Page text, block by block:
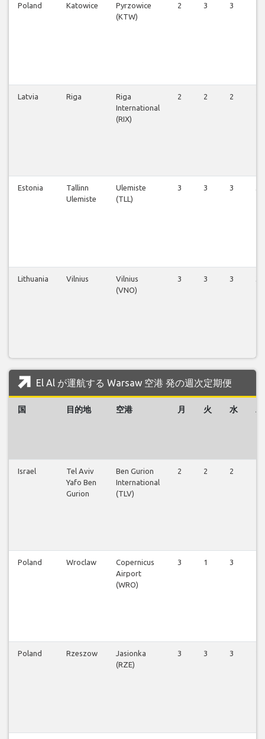
Poland Katowice
Pyrzowice
(KTW)
2 3 3
Latvia Riga
Riga
International
(RIX)
2 2 2
Estonia
Tallinn
Ulemiste
Ulemiste
(TLL)
3 3 3
Lithuania Vilnius
Vilnius
(VNO)
3 3 3
El Al が運航する Warsaw 空港 発の週次定期便
国 目的地 空港 月 火 水 木
Israel
Tel Aviv
Yafo Ben
Gurion
Ben Gurion
International
(TLV)
2 2 2
Poland Wroclaw
Copernicus
Airport
(WRO)
3 1 3
Poland Rzeszow
Jasionka
(RZE)
3 3 3